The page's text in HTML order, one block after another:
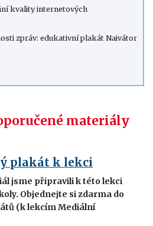
kvality internetových
zpráv: edukativní plakát Naivátor
materiály
plakát k lekci
jsme připravili k této lekci
Objednejte si zdarma do
(k lekcím Mediální